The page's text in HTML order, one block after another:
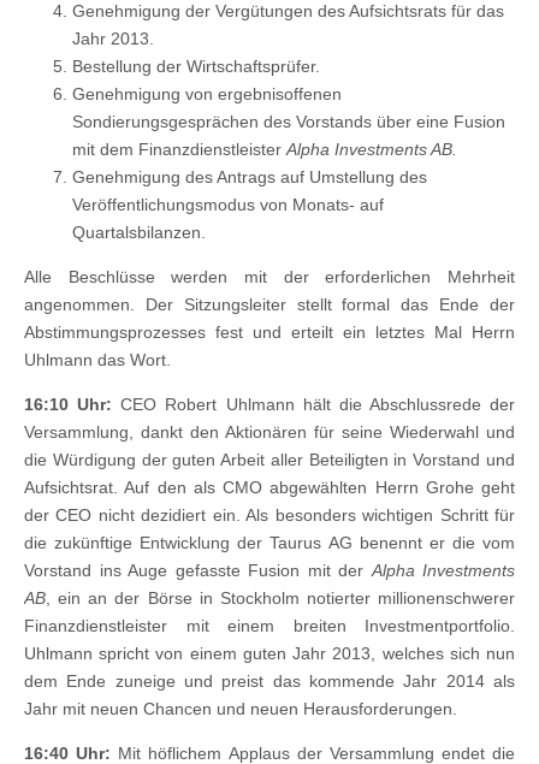
Genehmigung der Vergütungen des Aufsichtsrats für das
Jahr 2013.
Bestellung der Wirtschaftsprüfer.
Genehmigung von ergebnisoffenen
Sondierungsgesprächen des Vorstands über eine Fusion
mit dem Finanzdienstleister Alpha Investments AB.
Genehmigung des Antrags auf Umstellung des
Veröffentlichungsmodus von Monats- auf
Quartalsbilanzen.
Alle Beschlüsse werden mit der erforderlichen Mehrheit
angenommen. Der Sitzungsleiter stellt formal das Ende der
Abstimmungsprozesses fest und erteilt ein letztes Mal Herrn
Uhlmann das Wort.
16:10 Uhr:CEO Robert Uhlmann hält die Abschlussrede der
Versammlung, dankt den Aktionären für seine Wiederwahl und
die Würdigung der guten Arbeit aller Beteiligten in Vorstand und
Aufsichtsrat. Auf den als CMO abgewählten Herrn Grohe geht
der CEO nicht dezidiert ein. Als besonders wichtigen Schritt für
die zukünftige Entwicklung der Taurus AG benennt er die vom
Vorstand ins Auge gefasste Fusion mit der Alpha Investments
AB , ein an der Börse in Stockholm notierter millionenschwerer
Finanzdienstleister mit einem breiten Investmentportfolio.
Uhlmann spricht von einem guten Jahr 2013, welches sich nun
dem Ende zuneige und preist das kommende Jahr 2014 als
Jahr mit neuen Chancen und neuen Herausforderungen.
16:40 Uhr: Mit höflichem Applaus der Versammlung endet die